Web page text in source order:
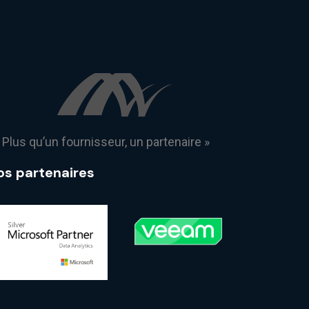
Plus qu’un fournisseur, un partenaire »
partenaires